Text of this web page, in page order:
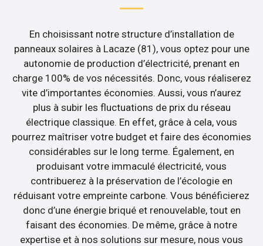
En choisissant notre structure d’installation de
panneaux solaires à Lacaze (81), vous optez pour une
autonomie de production d’électricité, prenant en
charge 100% de vos nécessités. Donc, vous réaliserez
vite d’importantes économies. Aussi, vous n’aurez
plus à subir les fluctuations de prix du réseau
électrique classique. En effet, grâce à cela, vous
pourrez maîtriser votre budget et faire des économies
considérables sur le long terme. Également, en
produisant votre immaculé électricité, vous
contribuerez à la préservation de l’écologie en
réduisant votre empreinte carbone. Vous bénéficierez
donc d’une énergie briqué et renouvelable, tout en
faisant des économies. De même, grâce à notre
expertise et à nos solutions sur mesure, nous vous